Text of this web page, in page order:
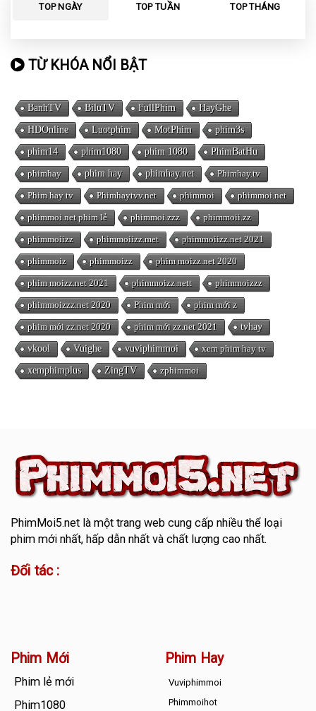
TOP NGÀY TOP TUẦN TOP THÁNG
TỪ KHÓA NỔI BẬT
BanhTV BiluTV FullPhim HayGhe
HDOnline Luotphim MotPhim phim3s
phim14 phim1080 phim 1080 PhimBatHu
phimhay phim hay phimhay.net Phimhay.tv
Phim hay tv Phimhaytvv.net phimmoi phimmoi.net
phimmoi.net phim lẻ phimmoi.zzz phimmoii.zz
phimmoiizz phimmoiizz.met phimmoiizz.net 2021
phimmoiz phimmoizz phim moizz.net 2020
phim moizz.net 2021 phimmoizz.nett phimmoizzz
phimmoizzz.net 2020 Phim mới phim mới z
phim mới zz.net 2020 phim mới zz.net 2021 tvhay
vkool Vuighe vuviphimmoi xem phim hay tv
xemphimplus ZingTV zphimmoi
PhimMoi5.netlà một trang web cung cấp nhiều thể loại
phim mới nhất, hấp dẫn nhất và chất lượng cao nhất.
Đối tác :
Phim Mới
Phim lẻ mới
Phim1080
Phim Hay
Vuviphimmoi
Phimmoihot